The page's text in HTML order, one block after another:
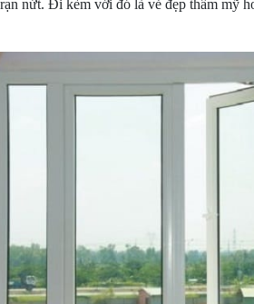
nứt. Đi kèm với đó là vẻ đẹp thẩm mỹ